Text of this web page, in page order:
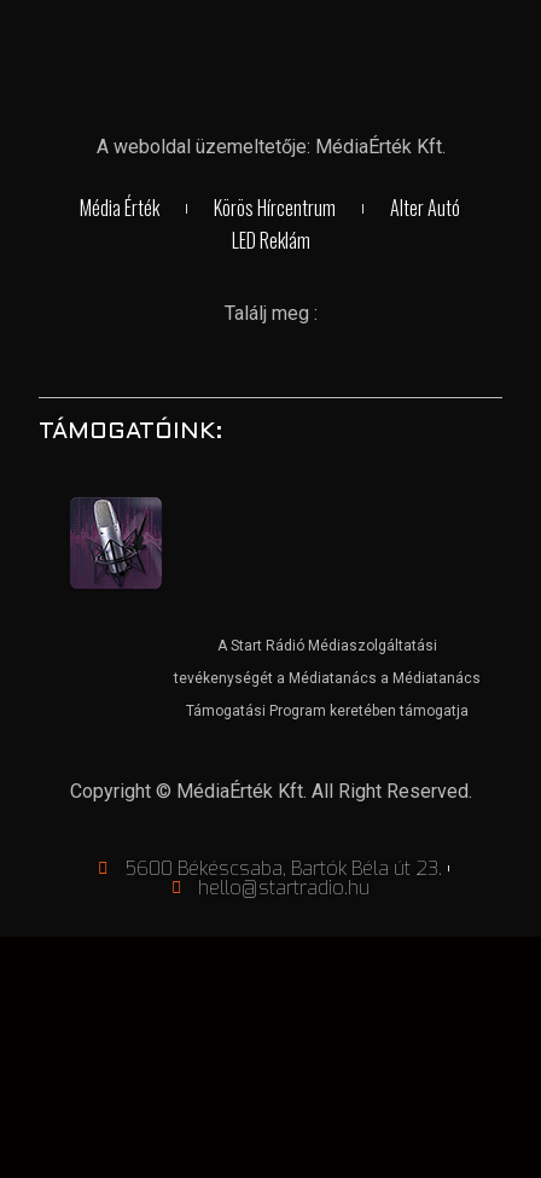
A weboldal üzemeltetője: MédiaÉrték Kft.
Média Érték Körös Hírcentrum
Alter Autó
LED Reklám
Találj meg :
TÁMOGATÓINK:
A Start Rádió Médiaszolgáltatási
tevékenységét a Médiatanács a Médiatanács
Támogatási Program keretében támogatja
Copyright © MédiaÉrték Kft. All Right Reserved.
5600 Békéscsaba, Bartók Béla út 23.
hello@startradio.hu